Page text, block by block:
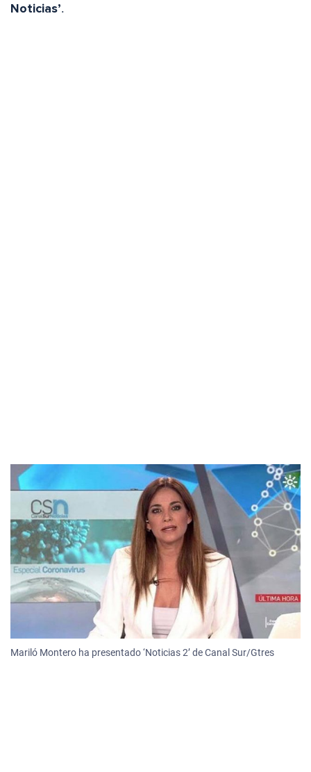
Noticias’.
Mariló Montero ha presentado ‘Noticias 2’ de Canal Sur/Gtres